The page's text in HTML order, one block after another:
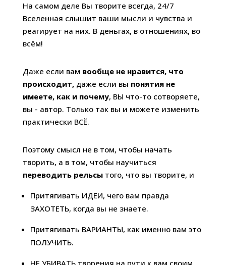
На самом деле Вы творите всегда, 24/7
Вселенная слышит ваши мысли и чувства и
реагирует на них. В деньгах, в отношениях, во
всём!
Даже если вам вообще не нравится, что
происходит, даже если вы понятия не
имеете, как и почему, ВЫ что-то сотворяете,
вы - автор. Только так вы и можете изменить
практически ВСЁ.
Поэтому смысл не в том, чтобы начать
творить, а в том, чтобы научиться
переводить рельсытого, что вы творите, и
Притягивать ИДЕИ, чего вам правда
ЗАХОТЕТЬ, когда вы не знаете.
Притягивать ВАРИАНТЫ, как именно вам это
ПОЛУЧИТЬ.
НЕ УБИВАТЬ творения на пути к вам своим